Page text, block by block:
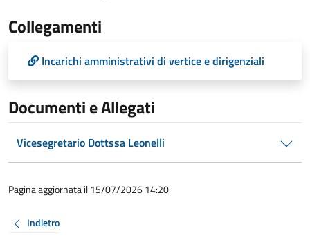
Collegamenti
Incarichi amministrativi di vertice e dirigenziali
Documenti e Allegati
Vicesegretario Dottssa Leonelli
Pagina aggiornata il 15/07/2026 14:20
Indietro